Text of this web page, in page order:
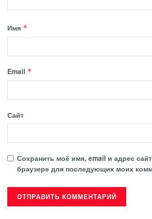
Имя *
Email *
Сайт
Сохранить моё имя, email и адрес
браузере для последующих моих